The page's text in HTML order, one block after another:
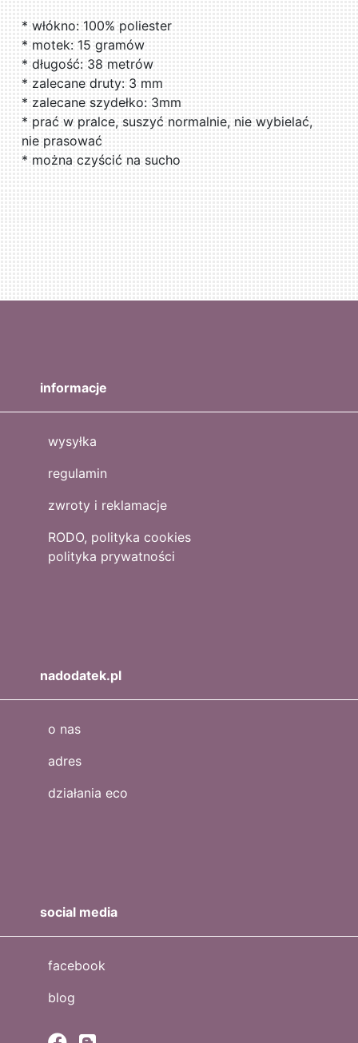
* włókno: 100% poliester
* motek: 15 gramów
* długość: 38 metrów
* zalecane druty: 3 mm
* zalecane szydełko: 3mm
* prać w pralce, suszyć normalnie, nie wybielać,
nie prasować
* można czyścić na sucho
informacje
wysyłka
regulamin
zwroty i reklamacje
RODO, polityka cookies
polityka prywatności
nadodatek.pl
o nas
adres
działania eco
social media
facebook
blog